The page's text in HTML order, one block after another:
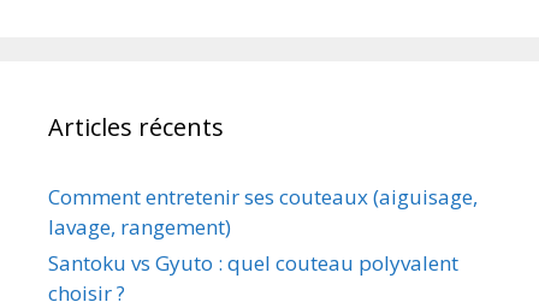
Articles récents
Comment entretenir ses couteaux (aiguisage,
lavage, rangement)
Santoku vs Gyuto : quel couteau polyvalent
choisir ?